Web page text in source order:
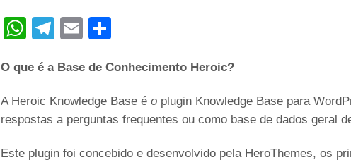
W
at
s
A
T
e
gr
a
E
ail n
di
vi
O que é a Base de Conhecimento Heroic?
A Heroic Knowledge Base éo plugin Knowledge Base para
respostas a perguntas frequentes ou como base de dados geral
Este plugin foi concebido e desenvolvido pela HeroThemes, os